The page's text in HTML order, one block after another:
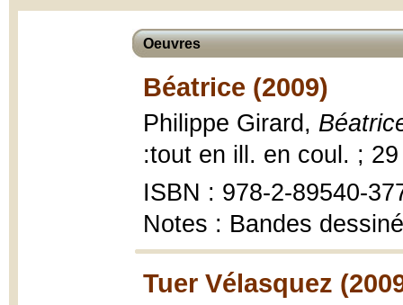
Oeuvres
Béatrice (2009)
Philippe Girard,
:tout en ill. en coul. ;
ISBN : 978-2-89540-
Notes : Bandes
Tuer Vélasquez